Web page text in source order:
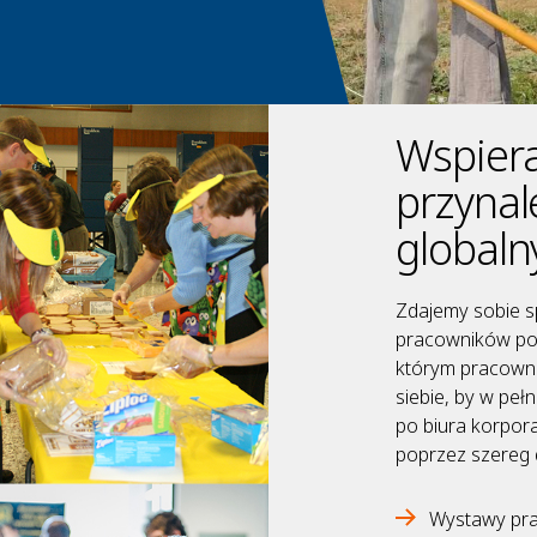
Zdajemy sobie
pracowników
którym
siebie, by w
po biura
poprzez szereg
Wystawy